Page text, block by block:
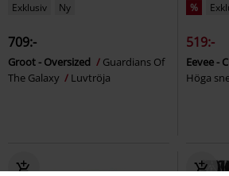
Exklusiv Ny
709:-
Groot - Oversized
Guardians Of
The Galaxy
Luvtröja
%
519:-
Eevee -
Höga